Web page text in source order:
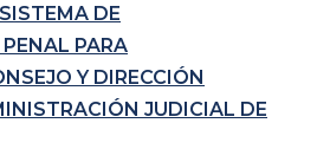
DE
PARA
Y DIRECCIÓN
JUDICIAL DE